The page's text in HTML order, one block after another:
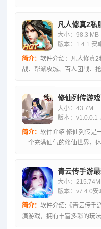
凡人修真2私
大小：98.3 MB
版本：1.4.1 安
简介： 软件介绍：凡人修真2
战、帮派攻城、百人团战、
修仙列传游
大小：43.7M
版本：v1.0.0.1
简介： 软件介绍:修仙列传是
一个充满仙气的修仙世界，
青云传手游
大小：
版本：v7.4.0安
简介： 软件介绍:《青云传手
演游戏，拥有丰富多彩的玩